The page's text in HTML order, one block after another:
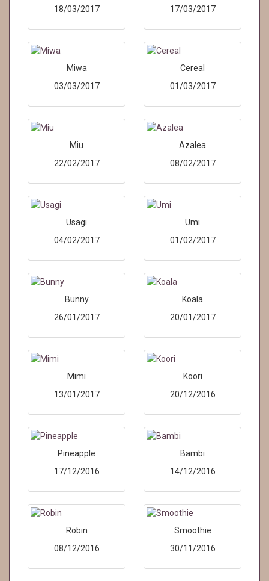
18/03/2017
17/03/2017
Miwa
03/03/2017
Cereal
01/03/2017
Miu
22/02/2017
Azalea
08/02/2017
Usagi
04/02/2017
Umi
01/02/2017
Bunny
26/01/2017
Koala
20/01/2017
Mimi
13/01/2017
Koori
20/12/2016
Pineapple
17/12/2016
Bambi
14/12/2016
Robin
08/12/2016
Smoothie
30/11/2016